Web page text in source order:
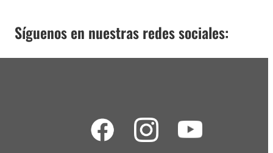
Síguenos en nuestras redes sociales: